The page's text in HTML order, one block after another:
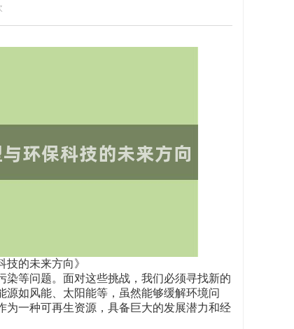
的未来方向》
等问题。面对这些挑战，我们必须寻找新的
如风能、太阳能等，虽然能够缓解环境问
一种可再生资源，具备巨大的发展潜力和经